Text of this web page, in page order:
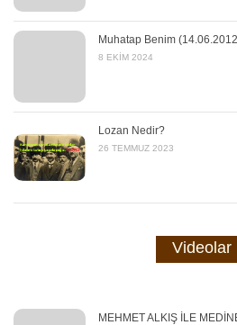
Muhatap Benim
8 EKIM 2024
Lozan Nedir?
26 TEMMUZ 2023
Videolar
MEHMET ALKIŞ İLE